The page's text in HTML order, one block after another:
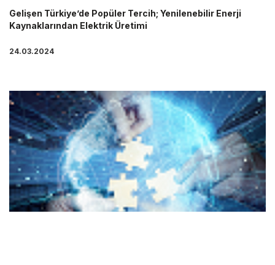
Gelişen Türkiye’de Popüler Tercih; Yenilenebilir Enerji
Kaynaklarından Elektrik Üretimi
24.03.2024